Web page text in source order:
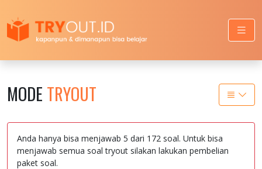
MODE TRYOUT
Anda hanya bisa menjawab 5 dari 172 soal. Untuk bisa
menjawab semua soal tryout silakan lakukan pembelian
paket soal.